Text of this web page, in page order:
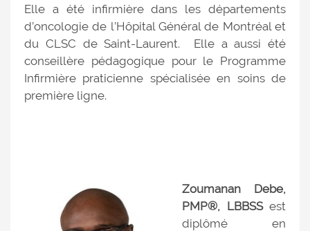
Elle a été infirmière dans les départements
d’oncologie de l’Hôpital Général de Montréal et
du CLSC de Saint-Laurent. Elle a aussi été
conseillère pédagogique pour le Programme
Infirmière praticienne spécialisée en soins de
première ligne.
Zoumanan Debe,
PMP®, LBBSS est
diplômé en